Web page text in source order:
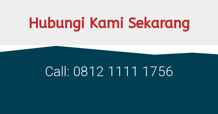
Hubungi Kami Sekarang
Call: 0812 1111 1756